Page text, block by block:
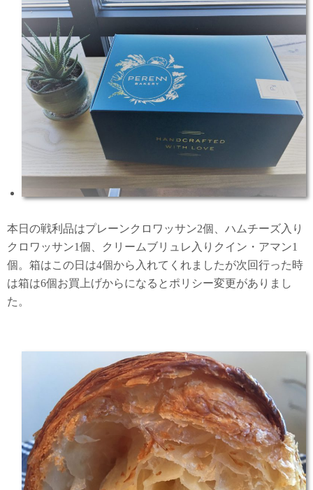
本日の戦利品はプレーンクロワッサン2個、ハムチーズ入り
クロワッサン1個、クリームブリュレ入りクイン・アマン1
個。箱はこの日は4個から入れてくれましたが次回行った時
は箱は6個お買上げからになるとポリシー変更がありまし
た。